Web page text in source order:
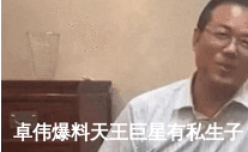
卓伟爆料天王巨星有私生